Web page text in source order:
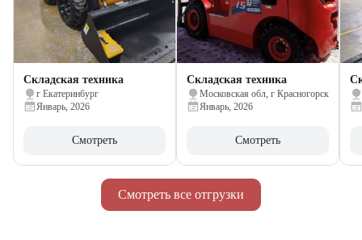
Смотреть все отгрузки
Складская техника
г Екатеринбург
Январь, 2026
Смотреть
Складская техника
Московская обл, г Красногорск
Январь, 2026
Смотреть